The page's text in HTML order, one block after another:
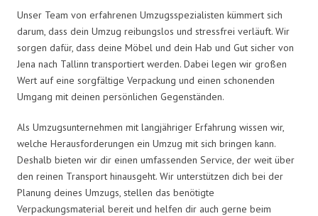
Unser Team von erfahrenen Umzugsspezialisten kümmert sich
darum, dass dein Umzug reibungslos und stressfrei verläuft. Wir
sorgen dafür, dass deine Möbel und dein Hab und Gut sicher von
Jena nach Tallinn transportiert werden. Dabei legen wir großen
Wert auf eine sorgfältige Verpackung und einen schonenden
Umgang mit deinen persönlichen Gegenständen.
Als Umzugsunternehmen mit langjähriger Erfahrung wissen wir,
welche Herausforderungen ein Umzug mit sich bringen kann.
Deshalb bieten wir dir einen umfassenden Service, der weit über
den reinen Transport hinausgeht. Wir unterstützen dich bei der
Planung deines Umzugs, stellen das benötigte
Verpackungsmaterial bereit und helfen dir auch gerne beim